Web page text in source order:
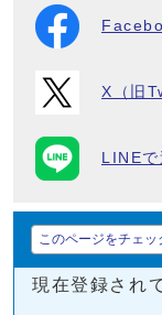
X（旧
LINEで
このページをチェッ
現在登録され